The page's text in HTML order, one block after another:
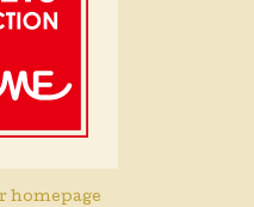
homepage